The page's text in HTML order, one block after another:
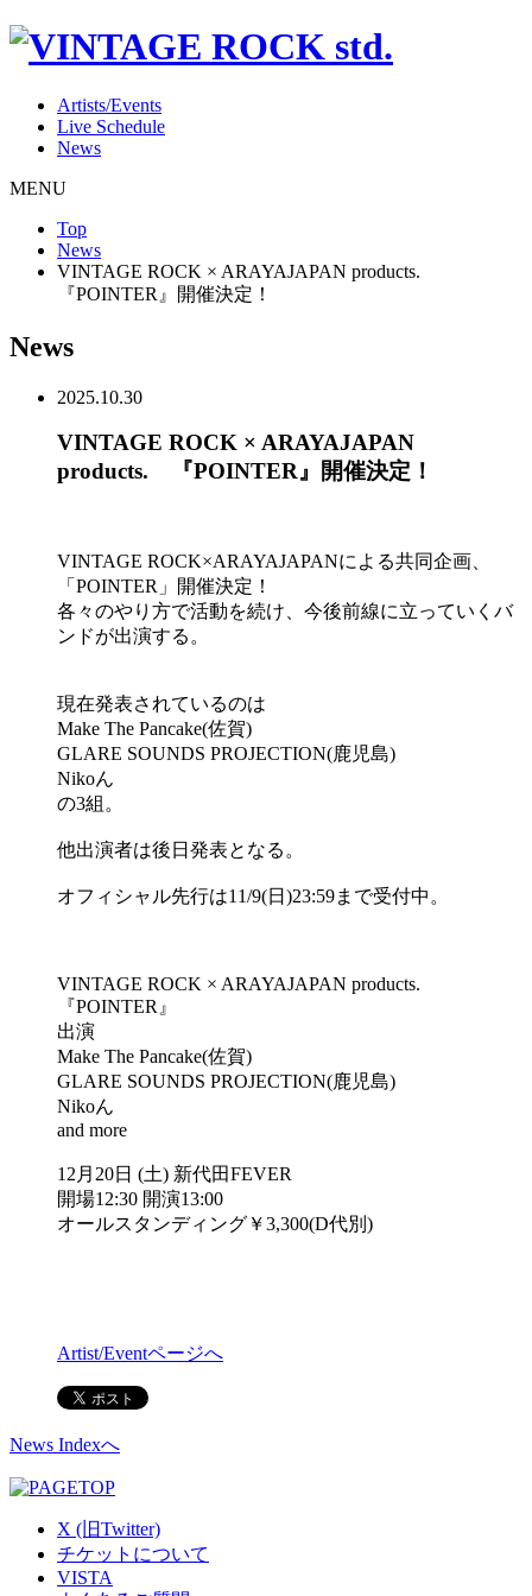
Artists/Events
Live Schedule
News
MENU
Top
News
VINTAGE ROCK × ARAYAJAPAN products.
『POINTER』開催決定！
News
2025.10.30
VINTAGE ROCK × ARAYAJAPAN
products. 『POINTER』開催決定！
VINTAGE ROCK×ARAYAJAPANによる共同企画、
「POINTER」開催決定！
各々のやり方で活動を続け、今後前線に立っていくバ
ンドが出演する。
現在発表されているのは
Make The Pancake(佐賀)
GLARE SOUNDS PROJECTION(鹿児島)
Nikoん
の3組。
他出演者は後日発表となる。
オフィシャル先行は11/9(日)23:59まで受付中。
VINTAGE ROCK × ARAYAJAPAN products.
『POINTER』
出演
Make The Pancake(佐賀)
GLARE SOUNDS PROJECTION(鹿児島)
Nikoん
and more
12月20日 (土) 新代田FEVER
開場12:30 開演13:00
オールスタンディング￥3,300(D代別)
Artist/Eventページへ
News Indexへ
X (旧Twitter)
チケットについて
VISTA